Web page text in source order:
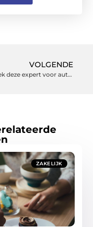
VOLGENDE
Ontdek deze expert voor auto inkoop in regio Breda
ZAKELIJK